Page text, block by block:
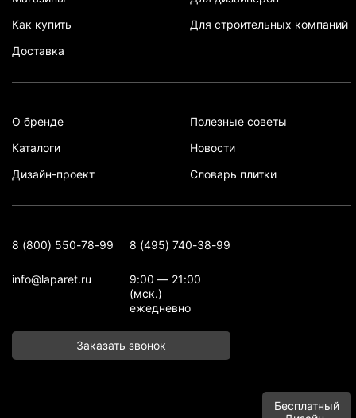
Как купить
Доставка
Для строительных компаний
О бренде
Каталоги
Дизайн-проект
Полезные советы
Новости
Словарь плитки
8 (800) 550-78-99 8 (495) 740-38-99
info@laparet.ru
9:00 — 21:00
(мск.)
ежедневно
Заказать звонок
Бесплатный